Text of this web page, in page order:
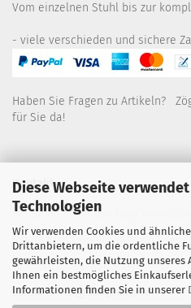
Diese Webseite
Technologien
Wir verwenden Cookies und
Drittanbietern, um die ordentliche
gewährleisten, die Nutzung unseres
Ihnen ein bestmögliches
Informationen finden Sie in unserer
Vom einzelnen Stuhl bis zur
- viele verschieden und sichere
Haben Sie Fragen zu Artikeln?
für Sie da!
Kontakt
Wir sind für Sie wie folgt erreichbar:
Montag bis Donnerstag von 9 bis
Telefon: 02445-8517300
Email: office@eosgroup.de